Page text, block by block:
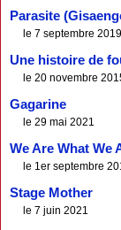
Parasite
le 7 septembre 2019
Une histoire de
le 20 novembre
Gagarine
le 29 mai 2021
We Are What We
le 1er septembre
Stage Mother
le 7 juin 2021